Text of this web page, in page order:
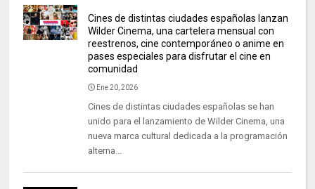
Cines de distintas ciudades españolas lanzan
Wilder Cinema, una cartelera mensual con
reestrenos, cine contemporáneo o anime en
pases especiales para disfrutar el cine en
comunidad
Ene 20, 2026
Cines de distintas ciudades españolas se han
unido para el lanzamiento de Wilder Cinema, una
nueva marca cultural dedicada a la programación
alterna...